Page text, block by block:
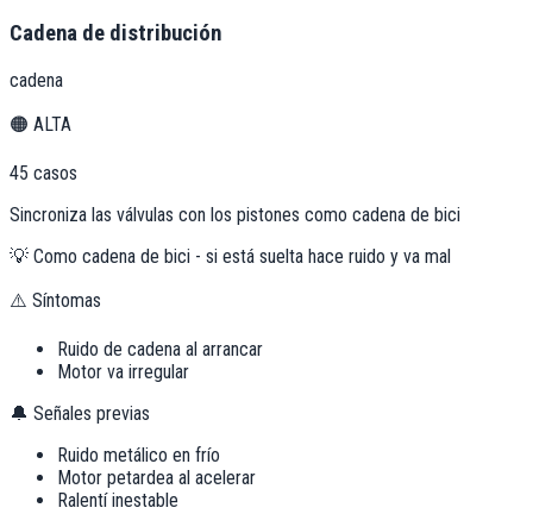
Cadena de distribución
cadena
🟠 ALTA
45 casos
Sincroniza las válvulas con los pistones como cadena de bici
💡 Como cadena de bici - si está suelta hace ruido y va mal
⚠️ Síntomas
Ruido de cadena al arrancar
Motor va irregular
🔔 Señales previas
Ruido metálico en frío
Motor petardea al acelerar
Ralentí inestable